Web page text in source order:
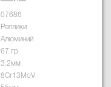
07686
Реплики
Алюминий
67 гр
3.2мм
8Cr13MoV